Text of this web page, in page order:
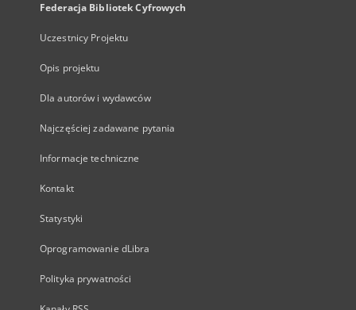
Federacja Bibliotek Cyfrowych
Uczestnicy Projektu
Opis projektu
Dla autorów i wydawców
Najczęściej zadawane pytania
Informacje techniczne
Kontakt
Statystyki
Oprogramowanie dLibra
Polityka prywatności